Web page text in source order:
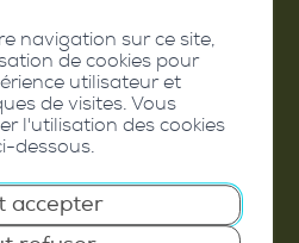
navigation sur ce site,
de cookies pour
utilisateur et
de visites. Vous
l'utilisation des cookies
dessous.
accepter